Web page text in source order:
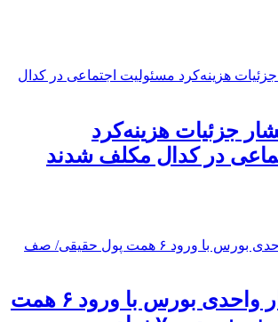
جزئیات هزینه‌کرد
در کدال مکلف شدند
رشد ۱۳۰ هزار واحدی بورس با ورود ۶ همت